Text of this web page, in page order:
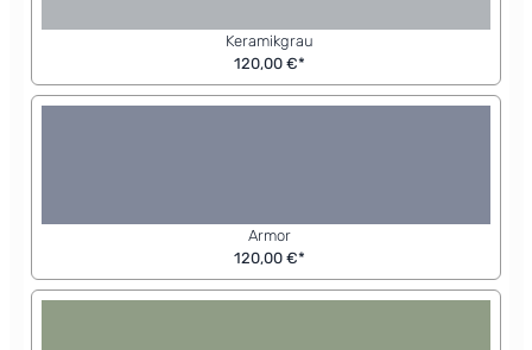
Keramikgrau
120,00 €*
Armor
120,00 €*